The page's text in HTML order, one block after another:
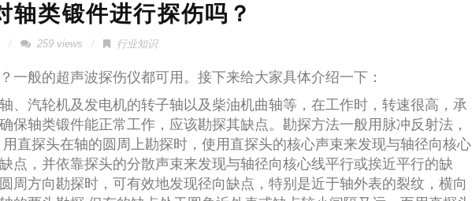
轴类锻件进行探伤吗？
259 views 行业知识
一般的超声波探伤仪都可用。接下来给大家具体介绍一下：
、汽轮机及发电机的转子轴以及柴油机曲轴等，在工作时，转速很高，承
保轴类锻件能正常工作，应该勘探其缺点。勘探方法一般用脉冲反射法，
直探头在轴的圆周上勘探时，使用直探头的核心声束来发现与轴径向核心
点，并依靠探头的分散声束来发现与轴径向核心线平行或挨近平行的缺
周方向勘探时，可有效地发现径向缺点，特别是近于轴外表的裂纹，横向